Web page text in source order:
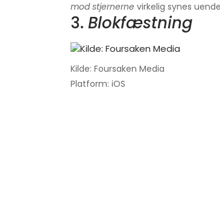
mod stjernerne virkelig synes
3. Blokfæstning
Kilde: Foursaken Media
Platform: iOS